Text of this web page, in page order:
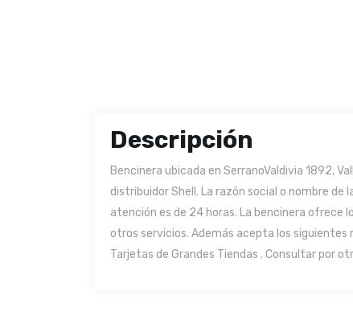
Descripción
Bencinera ubicada en SerranoValdivia 1892,
distribuidor Shell. La razón social o nombre de
atención es de 24 horas. La bencinera
otros servicios. Además acepta los siguientes
Tarjetas de Grandes Tiendas . Consultar por